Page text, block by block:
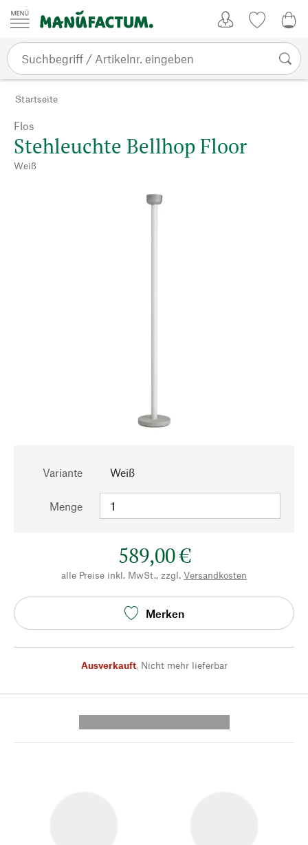
Zum Inhalt springen
Startseite
Flos
Stehleuchte Bellhop Floor
Weiß
Variante Weiß
Menge
589,00 €
alle Preise inkl. MwSt., zzgl. Versandkosten
Merken
Ausverkauft, Nicht mehr lieferbar